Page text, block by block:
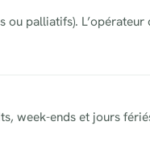
palliatifs). L’opérateur
week-ends et jours